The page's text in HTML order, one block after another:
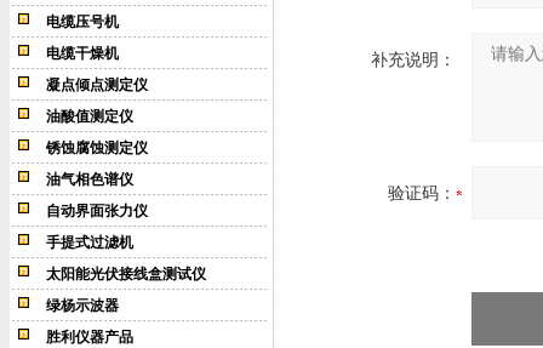
电缆压号机
电缆干燥机
凝点倾点测定仪
油酸值测定仪
锈蚀腐蚀测定仪
油气相色谱仪
自动界面张力仪
手提式过滤机
太阳能光伏接线盒测试仪
绿杨示波器
胜利仪器产品
补充说明：
验证码：